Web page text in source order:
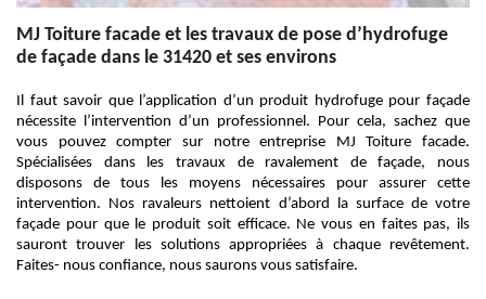
MJ Toiture facade et les travaux de pose d’hydrofuge
de façade dans le 31420 et ses environs
Il faut savoir que l’application d’un produit hydrofuge pour façade
nécessite l’intervention d’un professionnel. Pour cela, sachez que
vous pouvez compter sur notre entreprise MJ Toiture facade.
Spécialisées dans les travaux de ravalement de façade, nous
disposons de tous les moyens nécessaires pour assurer cette
intervention. Nos ravaleurs nettoient d’abord la surface de votre
façade pour que le produit soit efficace. Ne vous en faites pas, ils
sauront trouver les solutions appropriées à chaque revêtement.
Faites- nous confiance, nous saurons vous satisfaire.